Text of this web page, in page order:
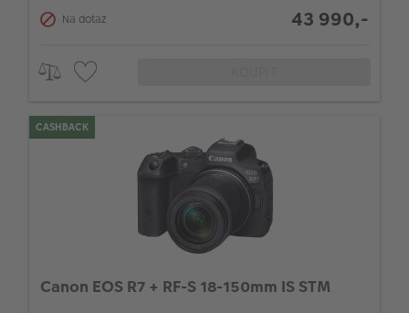
Na dotaz 43 990,-
CASHBACK
Canon EOS R7 + RF-S 18-150mm IS STM